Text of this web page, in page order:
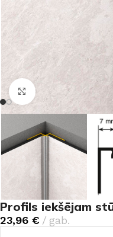
Noklikšķiniet, lai
Profils iekšējam
23,96 € gab.